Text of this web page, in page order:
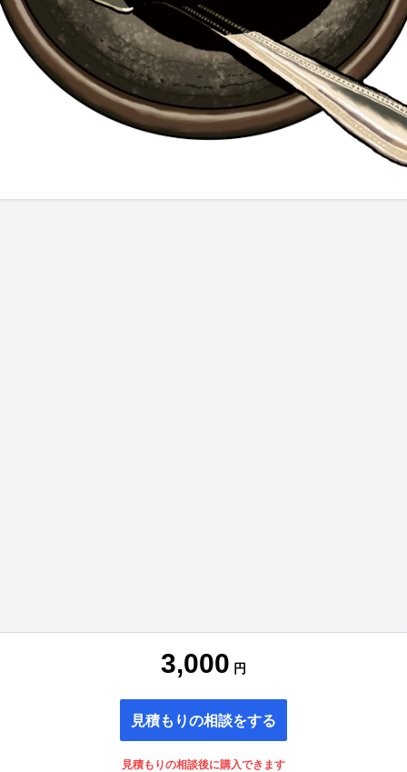
3,000 円
見積もりの相談をする
見積もりの相談後に購入できます